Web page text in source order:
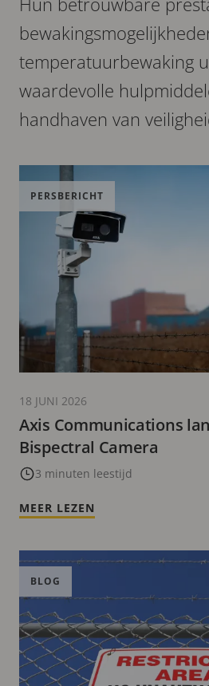
temperatuurbewaking
waardevolle
handhaven van
Axis Communications
Bispectral Camera
3 minuten leestijd
PERSBERICHT
18 JUNI 2026
MEER LEZEN
BLOG